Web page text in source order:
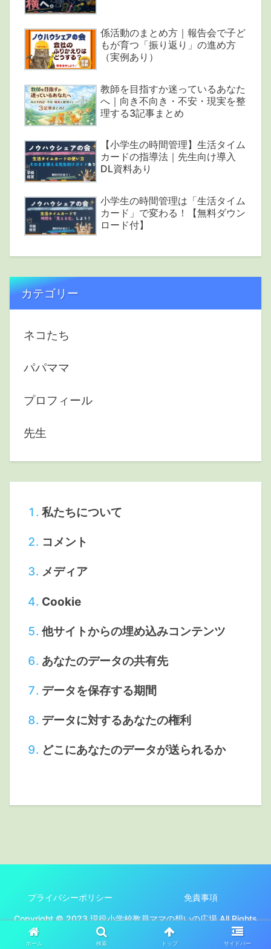
係活動のまとめ方｜報告会で子ど
もが育つ「振り返り」の進め方
（実例あり）
教師を目指すか迷っているあなた
へ｜向き不向き・不安・現実を整
理する3記事まとめ
【小学生の時間管理】生活タイム
カードの指導法｜先生向け導入
DL資料あり
小学生の時間管理は「生活タイム
カード」で変わる！【無料ダウン
ロード付】
カテゴリー
ネコたち
パパママ
プロフィール
先生
私たちについて
コメント
メディア
Cookie
他サイトからの埋め込みコンテンツ
あなたのデータの共有先
データを保存する期間
データに対するあなたの権利
どこにあなたのデータが送られるか
プライバシーポリシー 免責事項
Copyright © 2023 現役小学校教員ママの想いの広場 All Rights
ホーム 検索 トップ サイドバー